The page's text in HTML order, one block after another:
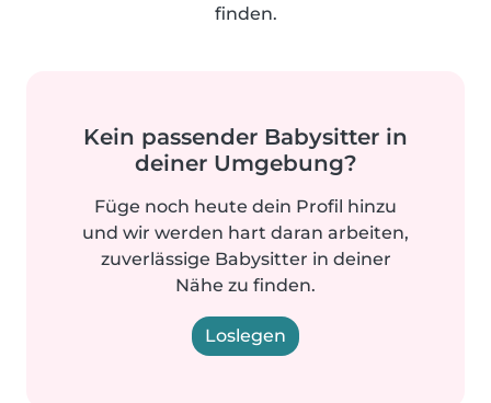
finden.
Kein passender Babysitter in
deiner Umgebung?
Füge noch heute dein Profil hinzu
und wir werden hart daran arbeiten,
zuverlässige Babysitter in deiner
Nähe zu finden.
Loslegen